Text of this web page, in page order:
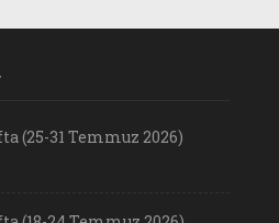
(25-31 Temmuz 2026)